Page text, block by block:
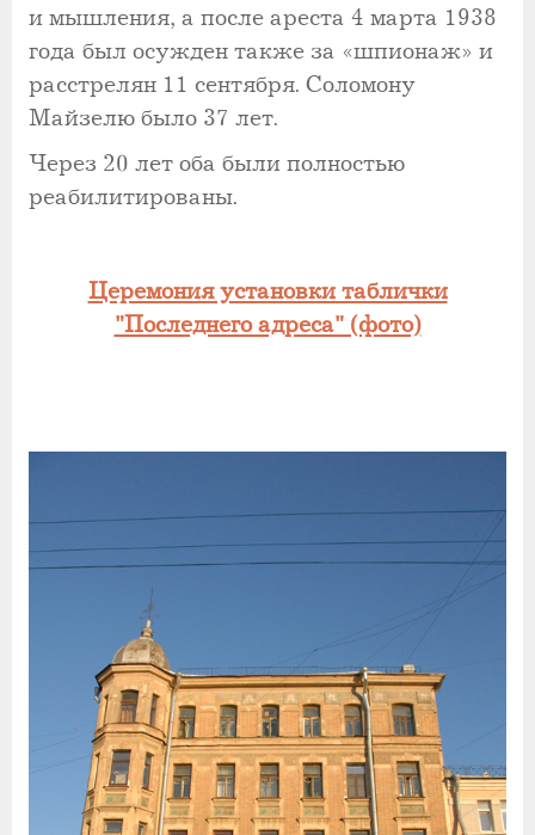
и мышления, а после ареста 4 марта 1938
года был осужден также за «шпионаж» и
расстрелян 11 сентября. Соломону
Майзелю было 37 лет.
Через 20 лет оба были полностью
реабилитированы.
Церемония установки таблички
"Последнего адреса" (фото)